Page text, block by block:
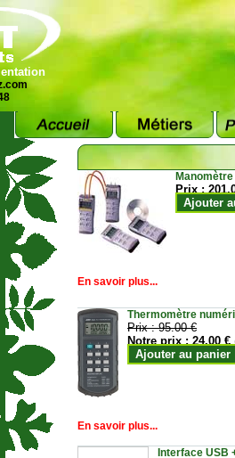
Prix :
Ajouter
En savoir plus...
Thermomètre
Prix :95.00 €
Notre prix :24.00 €
Ajouter au panier
En savoir plus...
Interface USB